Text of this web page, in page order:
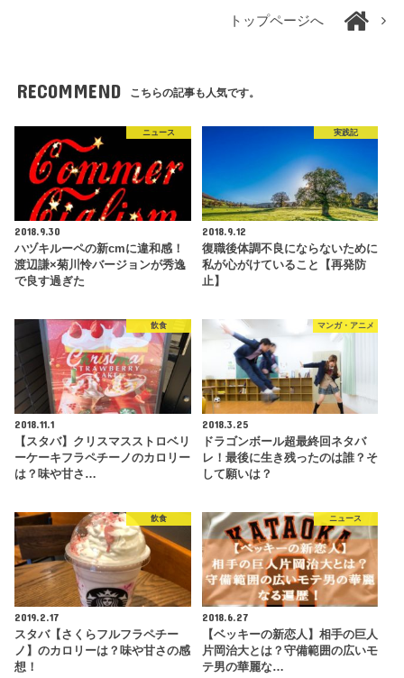
トップページへ
RECOMMEND こちらの記事も人気です。
ニュース
2018.9.30
ハヅキルーペの新cmに違和感！
渡辺謙×菊川怜バージョンが秀逸
で良す過ぎた
実践記
2018.9.12
復職後体調不良にならないために
私が心がけていること【再発防
止】
飲食
2018.11.1
【スタバ】クリスマスストロベリ
ーケーキフラペチーノのカロリー
は？味や甘さ…
マンガ・アニメ
2018.3.25
ドラゴンボール超最終回ネタバ
レ！最後に生き残ったのは誰？そ
して願いは？
飲食
2019.2.17
スタバ【さくらフルフラペチー
ノ】のカロリーは？味や甘さの感
想！
ニュース
2018.6.27
【ベッキーの新恋人】相手の巨人
片岡治大とは？守備範囲の広いモ
テ男の華麗な…